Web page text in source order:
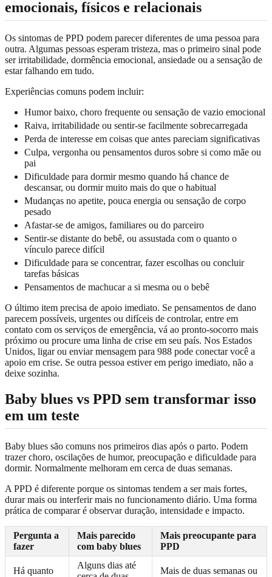
emocionais, físicos e relacionais
Os sintomas de PPD podem parecer diferentes de uma pessoa para
outra. Algumas pessoas esperam tristeza, mas o primeiro sinal pode
ser irritabilidade, dormência emocional, ansiedade ou a sensação de
estar falhando em tudo.
Experiências comuns podem incluir:
Humor baixo, choro frequente ou sensação de vazio emocional
Raiva, irritabilidade ou sentir-se facilmente sobrecarregada
Perda de interesse em coisas que antes pareciam significativas
Culpa, vergonha ou pensamentos duros sobre si como mãe ou
pai
Dificuldade para dormir mesmo quando há chance de
descansar, ou dormir muito mais do que o habitual
Mudanças no apetite, pouca energia ou sensação de corpo
pesado
Afastar-se de amigos, familiares ou do parceiro
Sentir-se distante do bebê, ou assustada com o quanto o
vínculo parece difícil
Dificuldade para se concentrar, fazer escolhas ou concluir
tarefas básicas
Pensamentos de machucar a si mesma ou o bebê
O último item precisa de apoio imediato. Se pensamentos de dano
parecem possíveis, urgentes ou difíceis de controlar, entre em
contato com os serviços de emergência, vá ao pronto-socorro mais
próximo ou procure uma linha de crise em seu país. Nos Estados
Unidos, ligar ou enviar mensagem para 988 pode conectar você a
apoio em crise. Se outra pessoa estiver em perigo imediato, não a
deixe sozinha.
Baby blues vs PPD sem transformar isso
em um teste
Baby blues são comuns nos primeiros dias após o parto. Podem
trazer choro, oscilações de humor, preocupação e dificuldade para
dormir. Normalmente melhoram em cerca de duas semanas.
A PPD é diferente porque os sintomas tendem a ser mais fortes,
durar mais ou interferir mais no funcionamento diário. Uma forma
prática de comparar é observar duração, intensidade e impacto.
Pergunta a
fazer
Mais parecido
com baby blues
Mais preocupante para
PPD
Há quanto
Alguns dias até
Mais de duas semanas ou